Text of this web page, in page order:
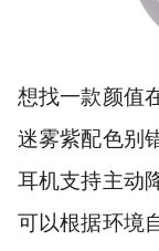
想找一款颜值
迷雾紫配色别
耳机支持主动
可以根据环境